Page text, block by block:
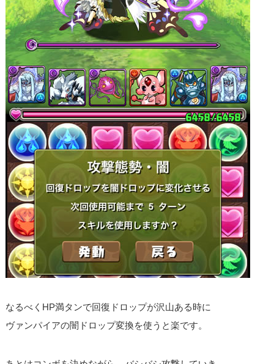
なるべくHP満タンで回復ドロップが沢山ある時に
ヴァンパイアの闇ドロップ変換を使うと楽です。